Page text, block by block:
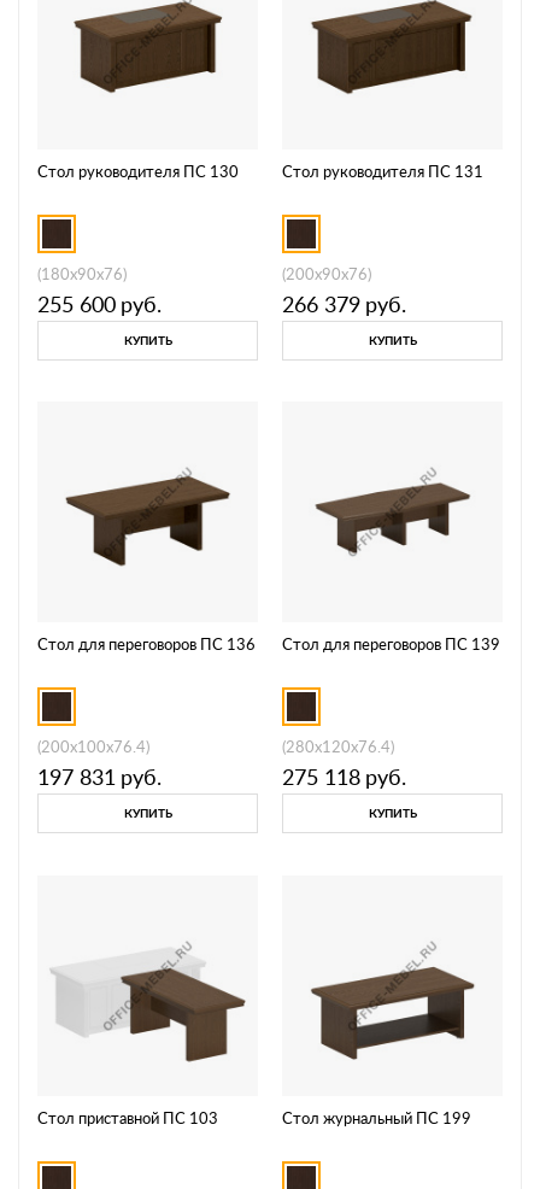
Стол руководителя ПС 130
(180x90x76)
255 600 руб.
КУПИТЬ
Стол руководителя ПС 131
(200x90x76)
266 379 руб.
КУПИТЬ
Стол для переговоров ПС 136
(200x100x76.4)
197 831 руб.
КУПИТЬ
Стол для переговоров ПС 139
(280x120x76.4)
275 118 руб.
КУПИТЬ
Стол приставной ПС 103 Стол журнальный ПС 199